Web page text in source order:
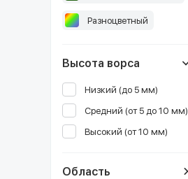
Разноцветный
Высота ворса
Низкий (до 5 мм)
Средний (от 5 до 10 мм)
Высокий (от 10 мм)
Область